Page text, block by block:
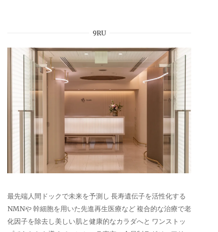
9RU
最先端人間ドックで未来を予測し 長寿遺伝子を活性化する
NMNや 幹細胞を用いた先進再生医療など 複合的な治療で老
化因子を除去し美しい肌と健康的なカラダへと ワンストッ